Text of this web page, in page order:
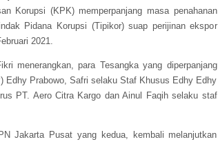
Korupsi (KPK) memperpanjang masa penahanan
Pidana Korupsi (Tipikor) suap perijinan ekspor
2021.
menerangkan, para Tesangka yang diperpanjang
Edhy Prabowo, Safri selaku Staf Khusus Edhy Edhy
PT. Aero Citra Kargo dan Ainul Faqih selaku staf
Jakarta Pusat yang kedua, kembali melanjutkan